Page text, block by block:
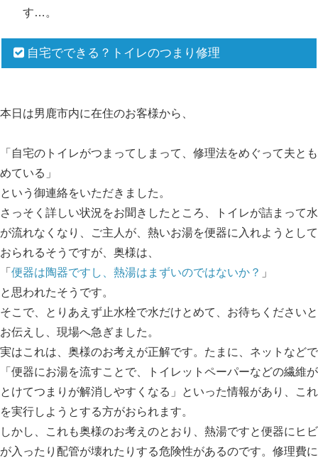
す…。
自宅でできる？トイレのつまり修理
本日は男鹿市内に在住のお客様から、
「自宅のトイレがつまってしまって、修理法をめぐって夫とも
めている」
という御連絡をいただきました。
さっそく詳しい状況をお聞きしたところ、トイレが詰まって水
が流れなくなり、ご主人が、熱いお湯を便器に入れようとして
おられるそうですが、奥様は、
「 便器は陶器ですし、熱湯はまずいのではないか？ 」
と思われたそうです。
そこで、とりあえず止水栓で水だけとめて、お待ちくださいと
お伝えし、現場へ急ぎました。
実はこれは、奥様のお考えが正解です。たまに、ネットなどで
「便器にお湯を流すことで、トイレットペーパーなどの繊維が
とけてつまりが解消しやすくなる」といった情報があり、これ
を実行しようとする方がおられます。
しかし、これも奥様のお考えのとおり、熱湯ですと便器にヒビ
が入ったり配管が壊れたりする危険性があるのです。修理費に